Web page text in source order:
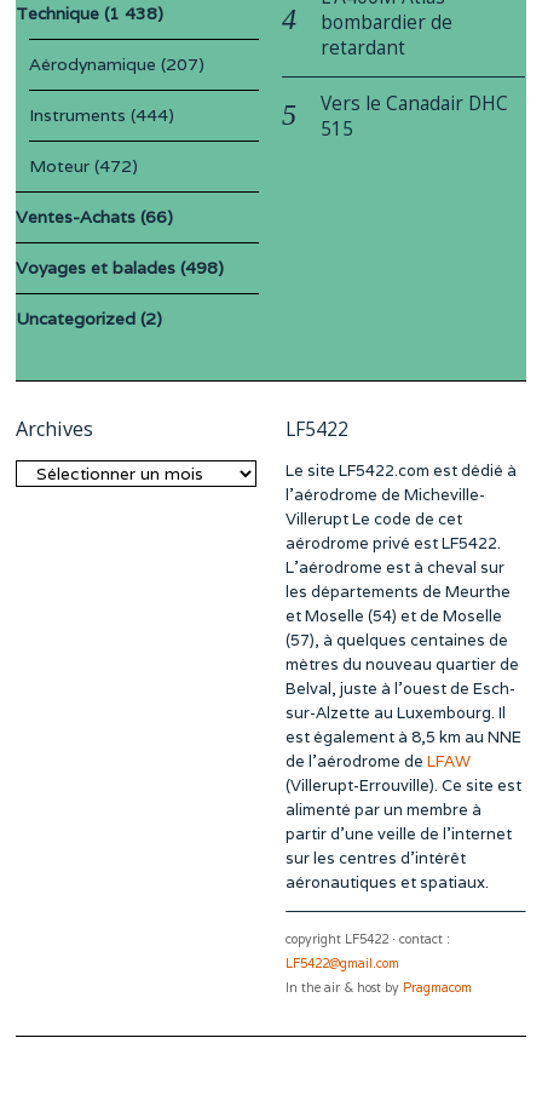
Technique (1 438)
Aérodynamique (207)
Instruments (444)
Moteur (472)
Ventes-Achats (66)
Voyages et balades (498)
Uncategorized (2)
bombardier de
retardant
Vers le Canadair DHC
515
Archives
Archives
LF5422
Le site LF5422.com est dédié à
l’aérodrome de Micheville-
Villerupt Le code de cet
aérodrome privé est LF5422.
L’aérodrome est à cheval sur
les départements de Meurthe
et Moselle (54) et de Moselle
(57), à quelques centaines de
mètres du nouveau quartier de
Belval, juste à l’ouest de Esch-
sur-Alzette au Luxembourg. Il
est également à 8,5 km au NNE
de l’aérodrome de LFAW
(Villerupt-Errouville). Ce site est
alimenté par un membre à
partir d’une veille de l’internet
sur les centres d’intérêt
aéronautiques et spatiaux.
copyright LF5422 · contact :
LF5422@gmail.com
In the air & host by Pragmacom